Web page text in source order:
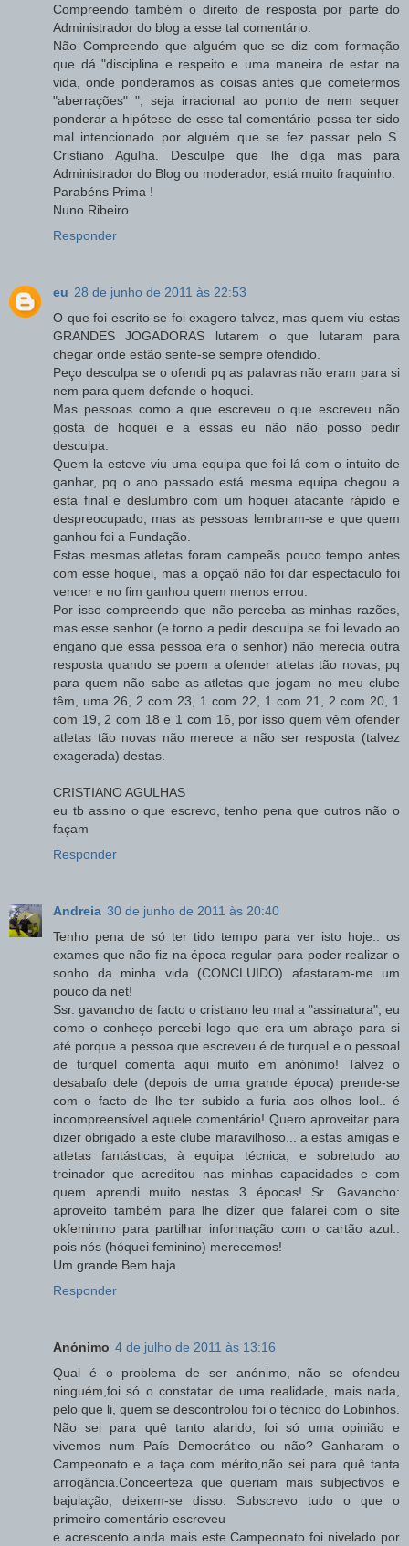
Compreendo também o direito de resposta por parte do
Administrador do blog a esse tal comentário.
Não Compreendo que alguém que se diz com formação
que dá "disciplina e respeito e uma maneira de estar na
vida, onde ponderamos as coisas antes que cometermos
"aberrações" ", seja irracional ao ponto de nem sequer
ponderar a hipótese de esse tal comentário possa ter sido
mal intencionado por alguém que se fez passar pelo S.
Cristiano Agulha. Desculpe que lhe diga mas para
Administrador do Blog ou moderador, está muito fraquinho.
Parabéns Prima !
Nuno Ribeiro
Responder
eu 28 de junho de 2011 às 22:53
O que foi escrito se foi exagero talvez, mas quem viu estas
GRANDES JOGADORAS lutarem o que lutaram para
chegar onde estão sente-se sempre ofendido.
Peço desculpa se o ofendi pq as palavras não eram para si
nem para quem defende o hoquei.
Mas pessoas como a que escreveu o que escreveu não
gosta de hoquei e a essas eu não não posso pedir
desculpa.
Quem la esteve viu uma equipa que foi lá com o intuito de
ganhar, pq o ano passado está mesma equipa chegou a
esta final e deslumbro com um hoquei atacante rápido e
despreocupado, mas as pessoas lembram-se e que quem
ganhou foi a Fundação.
Estas mesmas atletas foram campeãs pouco tempo antes
com esse hoquei, mas a opçaõ não foi dar espectaculo foi
vencer e no fim ganhou quem menos errou.
Por isso compreendo que não perceba as minhas razões,
mas esse senhor (e torno a pedir desculpa se foi levado ao
engano que essa pessoa era o senhor) não merecia outra
resposta quando se poem a ofender atletas tão novas, pq
para quem não sabe as atletas que jogam no meu clube
têm, uma 26, 2 com 23, 1 com 22, 1 com 21, 2 com 20, 1
com 19, 2 com 18 e 1 com 16, por isso quem vêm ofender
atletas tão novas não merece a não ser resposta (talvez
exagerada) destas.
CRISTIANO AGULHAS
eu tb assino o que escrevo, tenho pena que outros não o
façam
Responder
Andreia 30 de junho de 2011 às 20:40
Tenho pena de só ter tido tempo para ver isto hoje.. os
exames que não fiz na época regular para poder realizar o
sonho da minha vida (CONCLUIDO) afastaram-me um
pouco da net!
Ssr. gavancho de facto o cristiano leu mal a "assinatura", eu
como o conheço percebi logo que era um abraço para si
até porque a pessoa que escreveu é de turquel e o pessoal
de turquel comenta aqui muito em anónimo! Talvez o
desabafo dele (depois de uma grande época) prende-se
com o facto de lhe ter subido a furia aos olhos lool.. é
incompreensível aquele comentário! Quero aproveitar para
dizer obrigado a este clube maravilhoso... a estas amigas e
atletas fantásticas, à equipa técnica, e sobretudo ao
treinador que acreditou nas minhas capacidades e com
quem aprendi muito nestas 3 épocas! Sr. Gavancho:
aproveito também para lhe dizer que falarei com o site
okfeminino para partilhar informação com o cartão azul..
pois nós (hóquei feminino) merecemos!
Um grande Bem haja
Responder
Anónimo 4 de julho de 2011 às 13:16
Qual é o problema de ser anónimo, não se ofendeu
ninguém,foi só o constatar de uma realidade, mais nada,
pelo que li, quem se descontrolou foi o técnico do Lobinhos.
Não sei para quê tanto alarido, foi só uma opinião e
vivemos num País Democrático ou não? Ganharam o
Campeonato e a taça com mérito,não sei para quê tanta
arrogância.Conceerteza que queriam mais subjectivos e
bajulação, deixem-se disso. Subscrevo tudo o que o
primeiro comentário escreveu
e acrescento ainda mais este Campeonato foi nivelado por